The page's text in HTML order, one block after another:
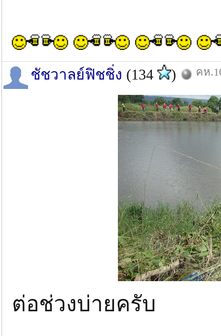
ชัชวาลย์ฟิชชิ่ง (134 ) คห
ต่อช่วงบ่ายครับ